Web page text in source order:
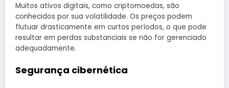
Muitos ativos digitais, como criptomoedas, são
conhecidos por sua volatilidade. Os preços podem
flutuar drasticamente em curtos períodos, o que pode
resultar em perdas substanciais se não for gerenciado
adequadamente.
Segurança cibernética